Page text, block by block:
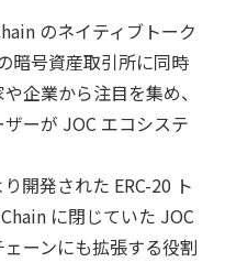
のネイティブトーク
暗号資産取引所に同時
企業から注目を集め、
ーが JOC エコシステ
開発された ERC-20 ト
に閉じていた JOC
ーンにも拡張する役割